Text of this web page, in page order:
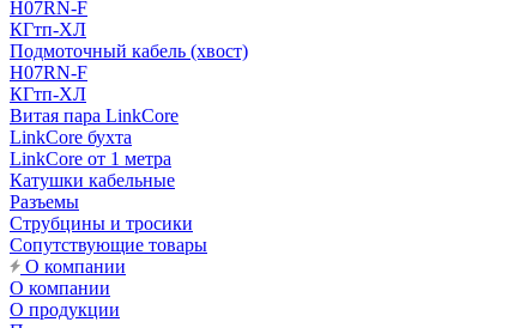
H07RN-F
КГтп-ХЛ
Подмоточный кабель (хвост)
H07RN-F
КГтп-ХЛ
Витая пара LinkCore
LinkCore бухта
LinkCore от 1 метра
Катушки кабельные
Разъемы
Струбцины и тросики
Сопутствующие товары
О компании
О компании
О продукции